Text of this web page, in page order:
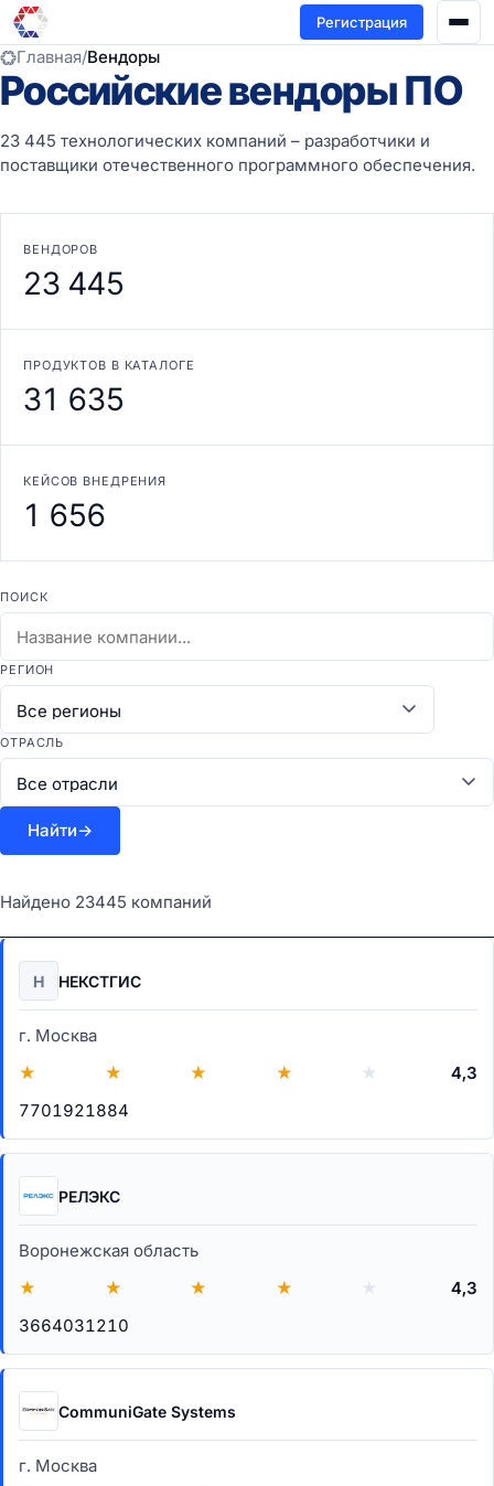
Регистрация
Главная/Вендоры
Российские вендоры ПО
23 445 технологических компаний – разработчики и
поставщики отечественного программного обеспечения.
ВЕНДОРОВ
23 445
ПРОДУКТОВ В КАТАЛОГЕ
31 635
КЕЙСОВ ВНЕДРЕНИЯ
1 656
ПОИСК
РЕГИОН
ОТРАСЛЬ
Найти→
Найдено 23445 компаний
Н НЕКСТГИС
г. Москва
★
★ ★ ★ ★
4,3
7701921884
РЕЛЭКС
Воронежская область
★
★ ★ ★ ★
4,3
3664031210
CommuniGate Systems
г. Москва